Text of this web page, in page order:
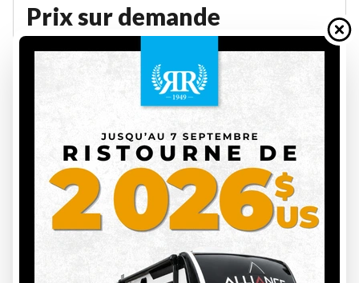
Prix sur demande
VOIR LES DÉTAILS